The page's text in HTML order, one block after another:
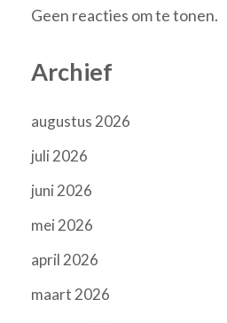
Geen reacties om te tonen.
Archief
augustus 2026
juli 2026
juni 2026
mei 2026
april 2026
maart 2026